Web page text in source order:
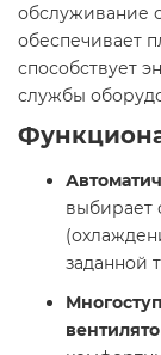
обслуживание
обеспечивает
способствует
службы
выбирает
заданной